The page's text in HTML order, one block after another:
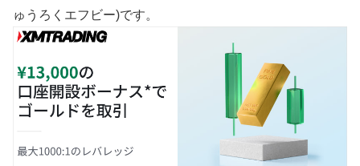
ゅうろくエフビー)です。